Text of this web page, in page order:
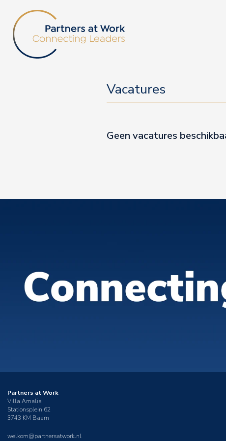
Vacatures
Geen vacatures
Partners at Work
Villa Amalia
Stationsplein 62
3743 KM Baarn
welkom@partnersatwork.nl